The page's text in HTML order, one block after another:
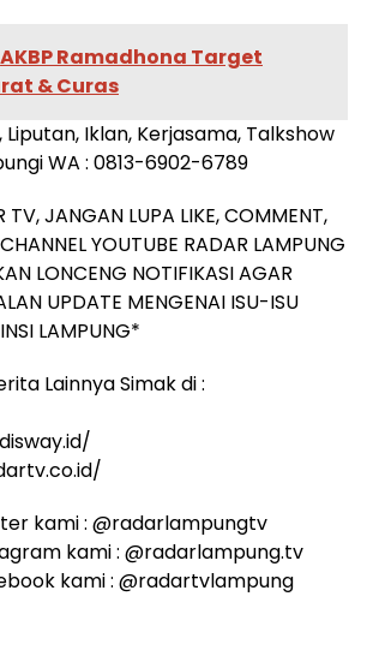
AKBP Ramadhona Target
& Curas
Iklan, Kerjasama, Talkshow
WA : 0813-6902-6789
TV, JANGAN LUPA LIKE, COMMENT,
YOUTUBE RADAR LAMPUNG
LONCENG NOTIFIKASI AGAR
UPDATE MENGENAI ISU-ISU
LAMPUNG*
Lainnya Simak di :
kami : @radarlampungtv
kami : @radarlampung.tv
kami : @radartvlampung